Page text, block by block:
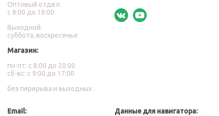
Оптовый отдел:
с 8:00 до 18:00
Выходной:
суббота, воскресенье
Магазин:
пн-пт: с 8:00 до 20:00
сб-вс: с 9:00 до 17:00
без перерыва и выходных
Email:
Данные для навигатора: